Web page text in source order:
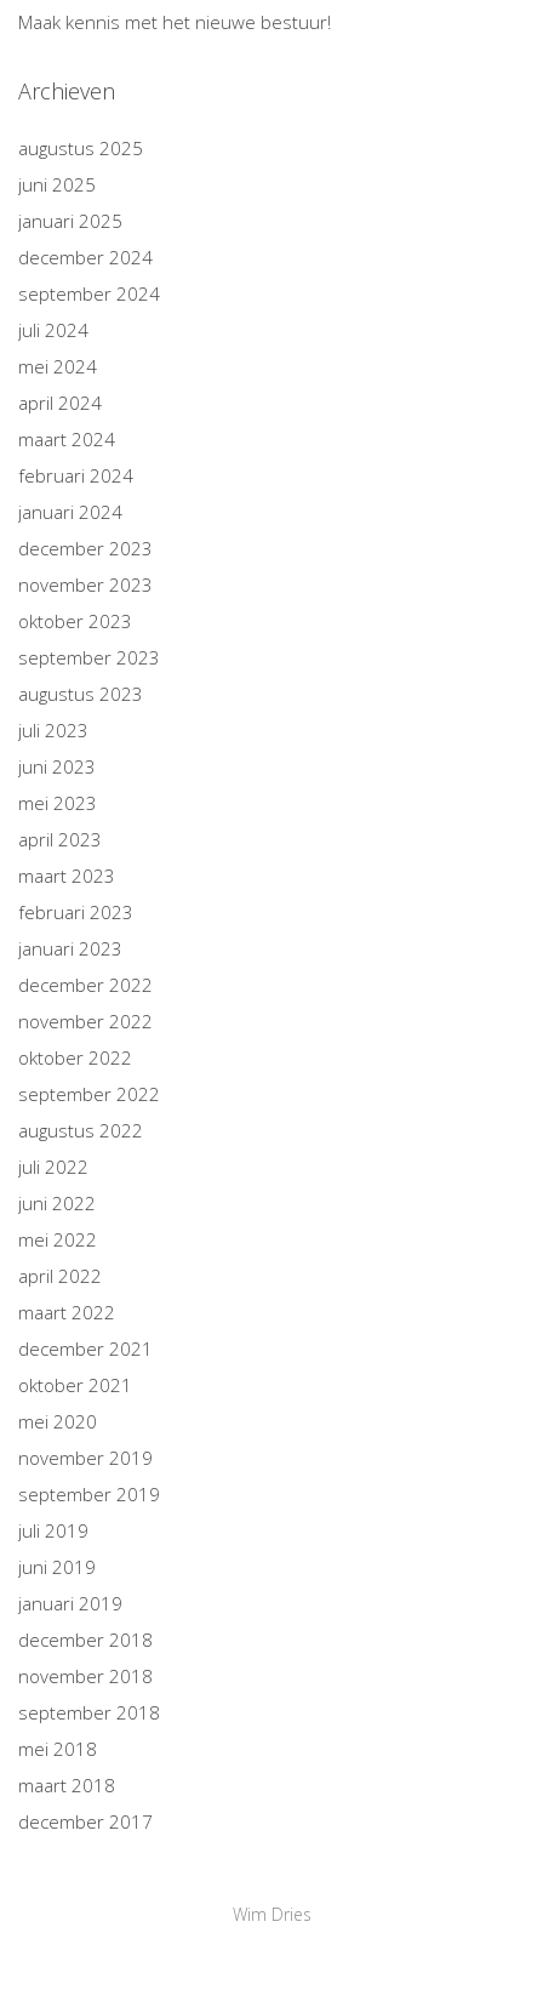
Maak kennis met het nieuwe bestuur!
Archieven
augustus 2025
juni 2025
januari 2025
december 2024
september 2024
juli 2024
mei 2024
april 2024
maart 2024
februari 2024
januari 2024
december 2023
november 2023
oktober 2023
september 2023
augustus 2023
juli 2023
juni 2023
mei 2023
april 2023
maart 2023
februari 2023
januari 2023
december 2022
november 2022
oktober 2022
september 2022
augustus 2022
juli 2022
juni 2022
mei 2022
april 2022
maart 2022
december 2021
oktober 2021
mei 2020
november 2019
september 2019
juli 2019
juni 2019
januari 2019
december 2018
november 2018
september 2018
mei 2018
maart 2018
december 2017
Wim Dries